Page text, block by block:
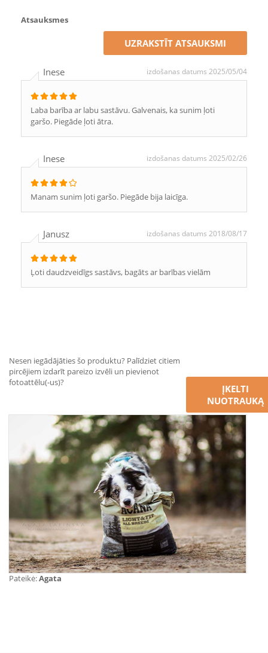
Atsauksmes
UZRAKSTĪT ATSAUKSMI
Inese izdošanas datums 2025/05/04
Laba barība ar labu sastāvu. Galvenais, ka sunim ļoti
garšo. Piegāde ļoti ātra.
Inese izdošanas datums 2025/02/26
Manam sunim ļoti garšo. Piegāde bija laicīga.
Janusz izdošanas datums 2018/08/17
Ļoti daudzveidīgs sastāvs, bagāts ar barības vielām
Nesen iegādājāties šo produktu? Palīdziet citiem
pircējiem izdarīt pareizo izvēli un pievienot
fotoattēlu(-us)?
ĮKELTI
NUOTRAUKĄ
Pateikė:Agata